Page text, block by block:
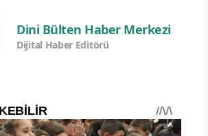
Dini Bülten Haber Merkezi
Dijital Haber Editörü